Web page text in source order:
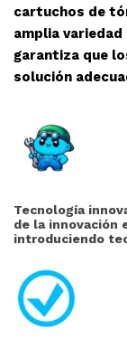
cartuchos de
amplia
garantiza que
solución
Tecnología
de la innovación
introduciendo